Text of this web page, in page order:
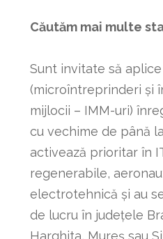
Căutăm mai multe
Sunt invitate să
(microîntreprinderi și
mijlocii – IMM-uri)
cu vechime de până
activează prioritar în
regenerabile,
electrotehnică și au
de lucru în județele
Harghita, Mureș sau